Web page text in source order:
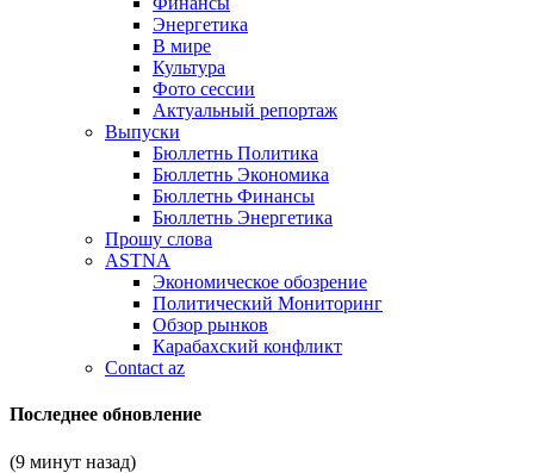
Энергетика
В мире
Культура
Фото сессии
Актуальный репортаж
Выпуски
Бюллетнь Политика
Бюллетнь Экономика
Бюллетнь Финансы
Бюллетнь Энергетика
Прошу слова
ASTNA
Экономическое обозрение
Политический Мониторинг
Обзор рынков
Карабахский конфликт
Contact az
Последнее обновление
(9 минут назад)